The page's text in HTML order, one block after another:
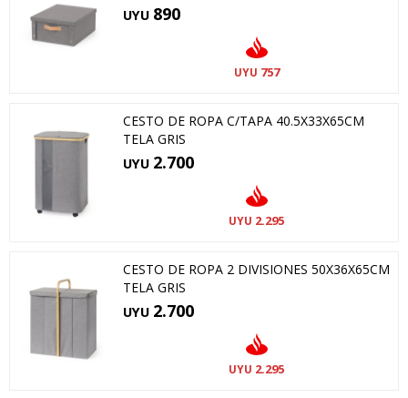
UYU 890
UYU 757
CESTO DE ROPA C/TAPA 40.5X33X65CM
TELA GRIS
UYU 2.700
UYU 2.295
CESTO DE ROPA 2 DIVISIONES 50X36X65CM
TELA GRIS
UYU 2.700
UYU 2.295